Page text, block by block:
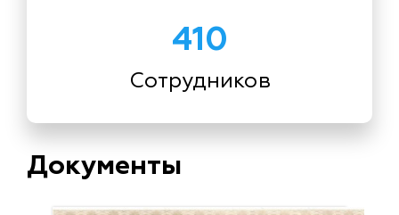
410
Сотрудников
Документы